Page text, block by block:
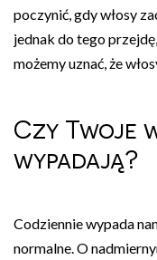
poczynić, gdy włosy
jednak do tego
możemy uznać, że
Czy Twoje
wypadają?
Codziennie wypada
normalne. O